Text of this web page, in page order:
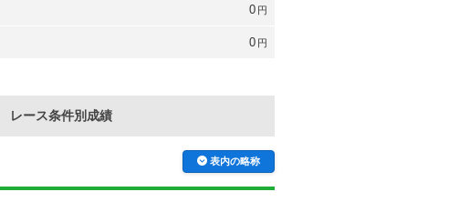
0 円
0 円
レース条件別成績
表内の略称